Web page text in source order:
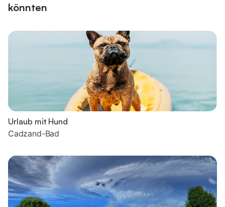
könnten
Urlaub mit Hund
Cadzand-Bad